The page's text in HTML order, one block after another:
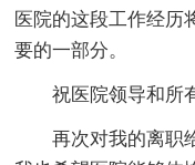
医院的这段工作经历
要的一部分。
祝医院领导和所有
再次对我的离职给